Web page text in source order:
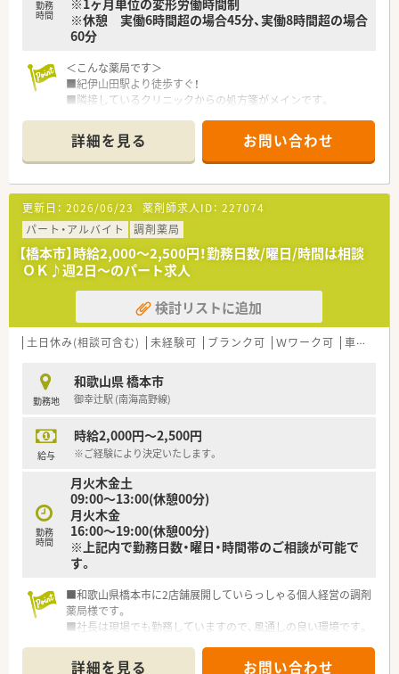
勤務
時間
※1ヶ月単位の変形労働時間制
※休憩 実働6時間超の場合45分、実働8時間超の場合
60分
＜こんな薬局です＞
■紀伊山田駅より徒歩すぐ！
■隣接しているクリニックからの処方箋がメインです。
動きながらお仕事ができます。
■散剤分包機（Vマス）等導入済みです。
■投薬口は1カ所、立ち投薬となります。
■薬剤師人数は常時1～2名。管理薬剤師は男性です。
■将来的に管理薬剤師としてご勤務頂ける方歓迎いたします！
＜業務内容＞
■調剤・投薬・監査等外来処方箋の対応をメインでお願いいたし
ます。
■心療内科・神経科の処方箋が主に入ってきます。
■処方箋枚数は1日10～30枚程度です。
■在宅業務も患者様のご要望に応じて対応しています。
＜こんな会社です＞
店舗展開されている企業です。
■介護事業と調剤薬局事業を主軸とした事業展開で収益面の安
定性もございます。
現場で経験を積んでこられており、現在も応援勤務をしながら
店舗を回られています。
応されています。
また往診同行なども行っておられるため、しっかりスキルアッ
プすることも可能です。
■医師との関係性も良好な為、疑義照会も行いやすい環境です。
■比較的若い年齢層の方がご活躍されており、協調性を持った方
が多く活気のある職場です。
置されています。
＜おすすめポイント＞
■年間休日120日＋人数が厚いため有給休暇取得率も高く、メリ
ハリをつけた勤務ができます。
詳細を見る お問い合わせ
更新日： 2026/06/23 薬剤師求人ID： 227074
パート・アルバイト
調剤薬局
【橋本市】時給2,000～2,500円！勤務日数/曜日/時間は相談
ＯＫ♪週2日～のパート求人
検討リストに追加
土日休み(相談可含む) 未経験可 ブランク可 Ｗワーク可 車通勤可
勤務地
和歌山県 橋本市
御幸辻駅 (南海高野線)
給与
時給2,000円～2,500円
※ご経験により決定いたします。
勤務
時間
月火木金土
09:00～13:00(休憩00分)
月火木金
16:00～19:00(休憩00分)
※上記内で勤務日数・曜日・時間帯のご相談が可能で
す。
■和歌山県橋本市に2店舗展開していらっしゃる個人経営の調剤
薬局様です。
■社長は現場でも勤務していますので、風通しの良い環境です。
店化を目指していらっしゃいます。
詳細を見る お問い合わせ